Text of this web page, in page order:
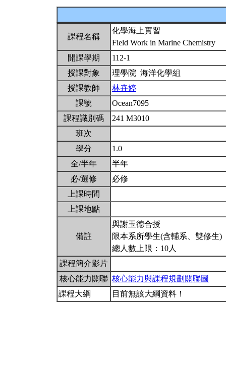
課程名稱
化學海上實習
Field Work in Marine Chemistry
開課學期
112-1
授課對象
理學院 海洋化學組
授課教師
林卉婷
課號
Ocean7095
課程識別碼
241 M3010
班次
學分
1.0
全/半年
半年
必/選修
必修
上課時間
上課地點
備註
與謝玉德合授
限本系所學生(含輔系、雙修生)
總人數上限：10人
課程簡介影片
核心能力關聯 核心能力與課程規劃關聯圖
課程大綱
目前無該大綱資料！